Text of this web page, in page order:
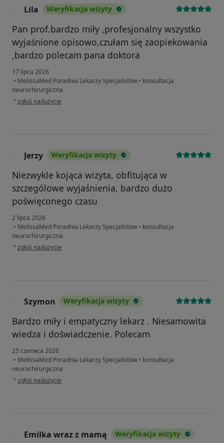
Lila Weryfikacja wizyty
Pan prof.bardzo miły ,profesjonalny wszystko
wyjaśnione opisowo,czułam się zaopiekowania
,bardzo polecam pana doktora
17 lipca 2026
• MelissaMed Poradnia Lekarzy Specjalistów • konsultacja
neurochirurgiczna
• w opinii użytkownika Lila
zgłoś nadużycie
Jerzy Weryfikacja wizyty
Niezwykle kojąca wizyta, obfitująca w
szczególowe wyjaśnienia, bardzo dużo
poświęconego czasu
2 lipca 2026
• MelissaMed Poradnia Lekarzy Specjalistów • konsultacja
neurochirurgiczna
• w opinii użytkownika Jerzy
zgłoś nadużycie
Szymon Weryfikacja wizyty
Bardzo miły i empatyczny lekarz . Niesamowita
wiedza i doświadczenie. Polecam
25 czerwca 2026
• MelissaMed Poradnia Lekarzy Specjalistów • konsultacja
neurochirurgiczna
• w opinii użytkownika Szymon
zgłoś nadużycie
Emilka wraz z mamą Weryfikacja wizyty